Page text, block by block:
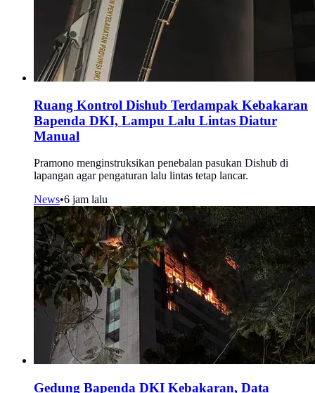
Ruang Kontrol Dishub Terdampak Kebakaran
Bapenda DKI, Lampu Lalu Lintas Diatur
Manual
Pramono menginstruksikan penebalan pasukan Dishub di
lapangan agar pengaturan lalu lintas tetap lancar.
News•6 jam lalu
Gedung Bapenda DKI Kebakaran, Data